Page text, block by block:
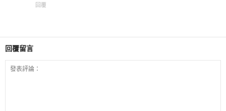
回覆
回覆留言